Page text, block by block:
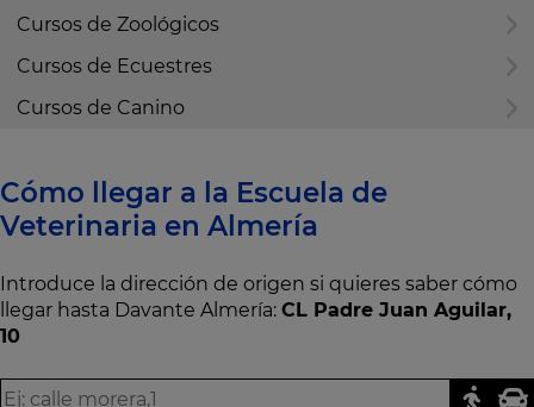
Cursos de Zoológicos
Cursos de Ecuestres
Cursos de Canino
Cómo llegar a la Escuela de
Veterinaria en Almería
Introduce la dirección de origen si quieres saber cómo
llegar hasta Davante Almería: CL Padre Juan Aguilar,
10